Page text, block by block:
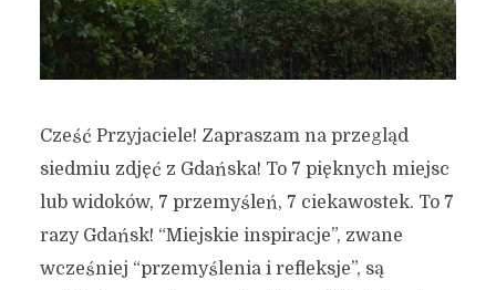
Cześć Przyjaciele! Zapraszam na przegląd
siedmiu zdjęć z Gdańska! To 7 pięknych miejsc
lub widoków, 7 przemyśleń, 7 ciekawostek. To 7
razy Gdańsk! “Miejskie inspiracje”, zwane
wcześniej “przemyślenia i refleksje”, są